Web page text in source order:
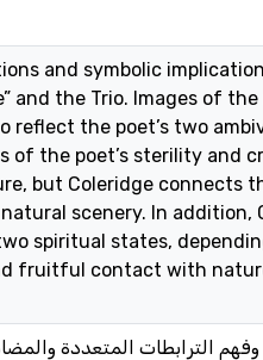
and symbolic
and the Trio. Images of
reflect the poet’s two
the poet’s sterility and
but Coleridge connects
scenery. In addition,
spiritual states,
fruitful contact with